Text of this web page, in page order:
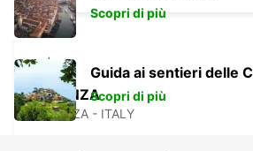
VICENZA
VICENZA - ITALY
Scopri di più
Guida ai sentieri delle
Scopri di più